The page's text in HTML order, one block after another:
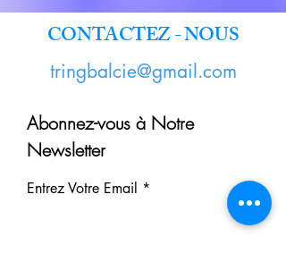
CONTACTEZ - NOUS
tringbalcie@gmail.com
Abonnez-vous à Notre
Newsletter
Entrez Votre Email